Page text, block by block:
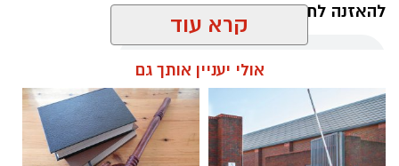
להאזנה לתוכן:
עופר אשטוקר / 13:06 06.08.26
קרא עוד
אולי יעניין אותך גם